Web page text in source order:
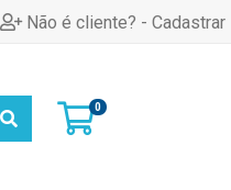
Não é cliente? - Cadastrar
0